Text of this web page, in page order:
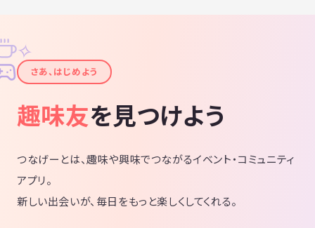
✦
✧
さあ、はじめよう
趣味友を見つけよう
つなげーとは、趣味や興味でつながるイベント・コミュニティ
アプリ。
新しい出会いが、毎日をもっと楽しくしてくれる。